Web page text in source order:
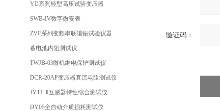
验证码：
YD系列轻型高压试验变压器
SWB-IV数字微安表
ZVF系列变频串联谐振试验仪器
蓄电池内阻测试仪
TWJB-03微机继电保护测试仪
DCR-20AP变压器直流电阻测试仪
JYTF-Ⅱ互感器特性综合测试仪
DY05全自动介质损耗测试仪